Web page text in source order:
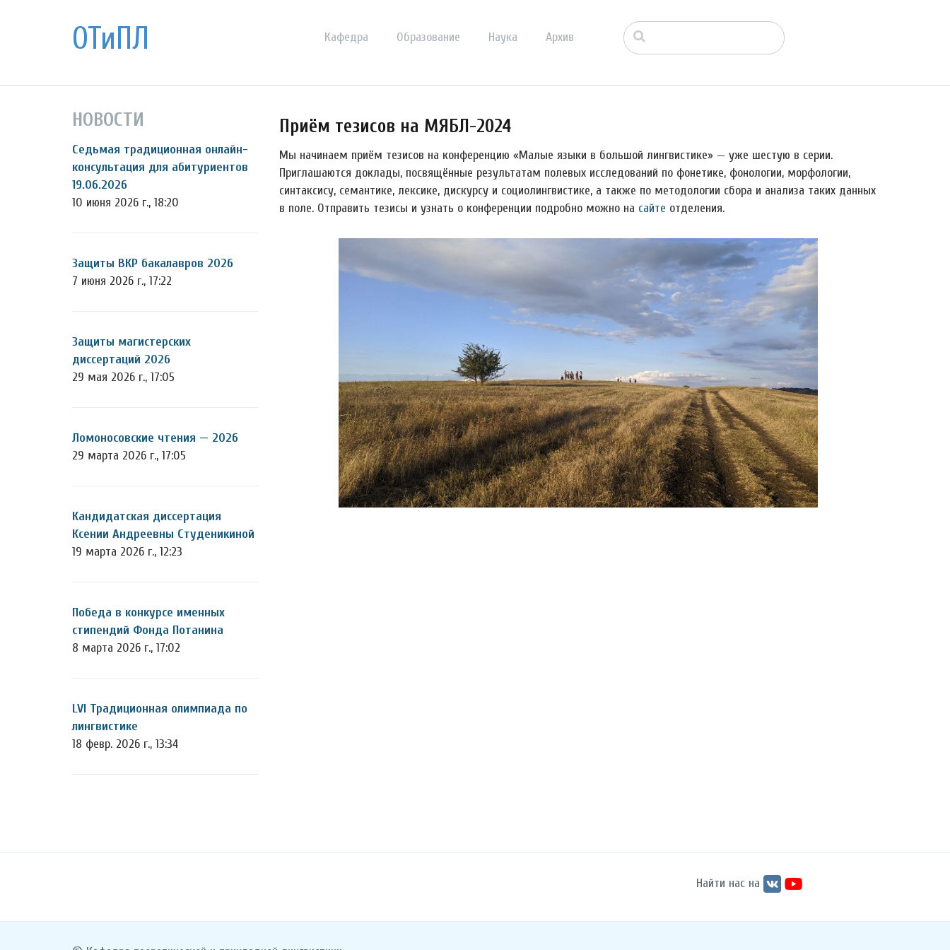
ОТиПЛ Кафедра Образование Наука Архив
НОВОСТИ
Седьмая традиционная онлайн-
консультация для абитуриентов
19.06.2026
10 июня 2026 г., 18:20
Защиты ВКР бакалавров 2026
7 июня 2026 г., 17:22
Защиты магистерских
диссертаций 2026
29 мая 2026 г., 17:05
Ломоносовские чтения — 2026
29 марта 2026 г., 17:05
Кандидатская диссертация
Ксении Андреевны Студеникиной
19 марта 2026 г., 12:23
Победа в конкурсе именных
стипендий Фонда Потанина
8 марта 2026 г., 17:02
LVI Традиционная олимпиада по
лингвистике
18 февр. 2026 г., 13:34
Приём тезисов на МЯБЛ-2024
Мы начинаем приём тезисов на конференцию «Малые языки в большой лингвистике» — уже шестую в серии.
Приглашаются доклады, посвящённые результатам полевых исследований по фонетике, фонологии, морфологии,
синтаксису, семантике, лексике, дискурсу и социолингвистике, а также по методологии сбора и анализа таких данных
в поле. Отправить тезисы и узнать о конференции подробно можно на сайте отделения.
Найти нас на